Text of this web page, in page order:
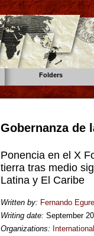
Folders
Gobernanza de
Ponencia en el X
tierra tras medio
Latina y El Caribe
Written by: Fernando
Writing date: September
Organizations: